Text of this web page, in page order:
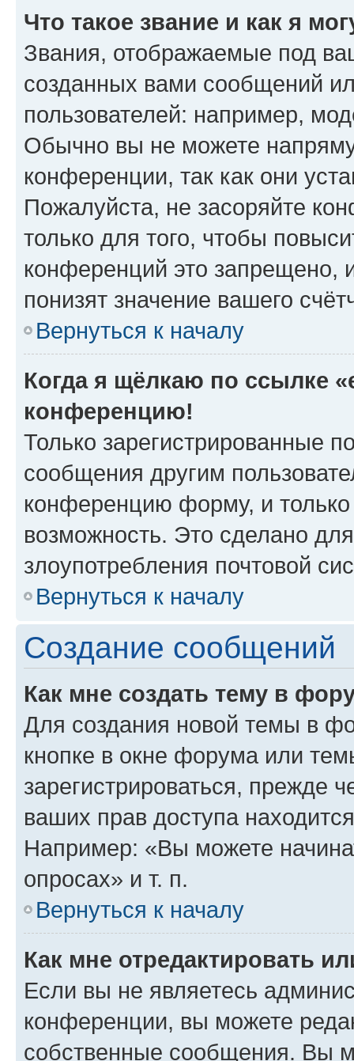
Что такое звание и как я
Звания, отображаемые под
созданных вами сообщений
пользователей: например,
Обычно вы не можете
конференции, так как они
Пожалуйста, не засоряйте
только для того, чтобы
конференций это запрещено,
понизят значение вашего
Вернуться к началу
Когда я щёлкаю по ссылке
конференцию!
Только зарегистрированные
сообщения другим
конференцию форму, и
возможность. Это сделано
злоупотребления почтовой
Вернуться к началу
Создание сообщений
Как мне создать тему в
Для создания новой темы в
кнопке в окне форума или
зарегистрироваться, прежде
ваших прав доступа
Например: «Вы можете
опросах» и т. п.
Вернуться к началу
Как мне отредактировать
Если вы не являетесь
конференции, вы можете
собственные сообщения. Вы